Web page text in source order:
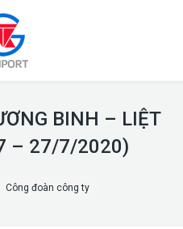
BINH – LIỆT
– 27/7/2020)
Công đoàn công ty